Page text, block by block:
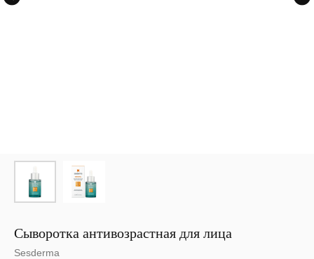
Сыворотка антивозрастная для лица
Sesderma